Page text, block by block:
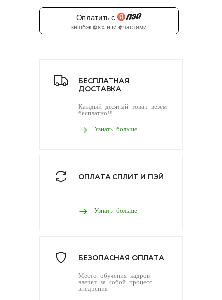
БЕСПЛАТНАЯ
ДОСТАВКА
Каждый десятый товар везём
бесплатно!!!
Узнать больше
ОПЛАТА СПЛИТ И ПЭЙ
Узнать больше
БЕЗОПАСНАЯ ОПЛАТА
Место обучения кадров
влечет за собой процесс
внедрения